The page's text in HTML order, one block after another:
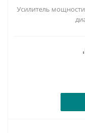
Усилитель мощности